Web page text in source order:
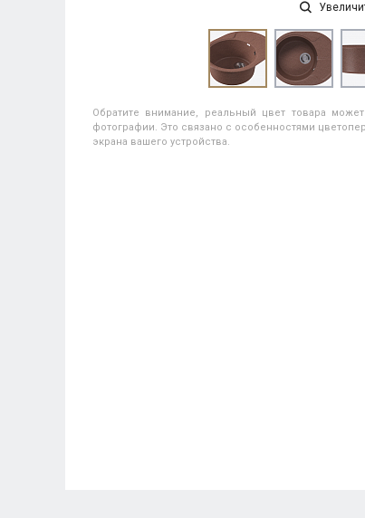
Обратите внимание, реальный цвет товара
фотографии. Это связано с особенностями
экрана вашего устройства.